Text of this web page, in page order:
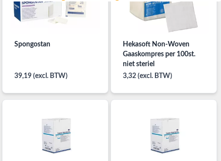
Spongostan
39,19 (excl. BTW)
Hekasoft Non-Woven
Gaaskompres per 100st.
niet steriel
3,32 (excl. BTW)